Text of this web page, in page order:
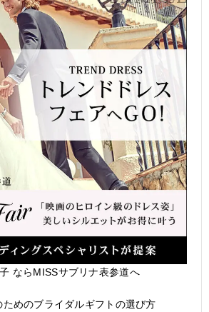
ならMISSサブリナ表参道へ
めのブライダルギフトの選び方